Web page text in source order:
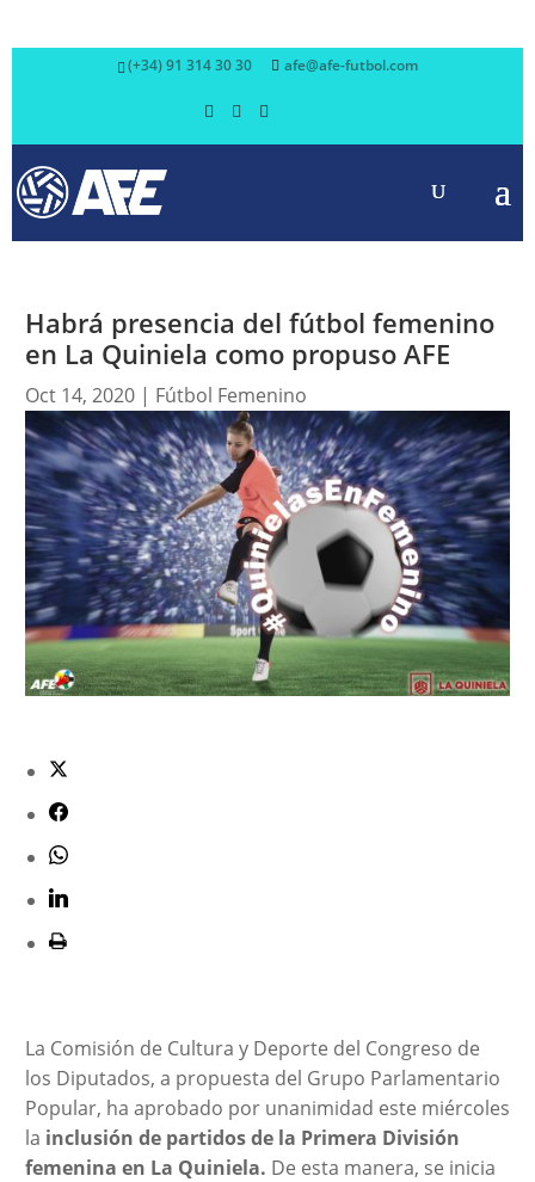
(+34) 91 314 30 30 afe@afe-futbol.com
Habrá presencia del fútbol femenino
en La Quiniela como propuso AFE
Oct 14, 2020| Fútbol Femenino
La Comisión de Cultura y Deporte del Congreso de
los Diputados, a propuesta del Grupo Parlamentario
Popular, ha aprobado por unanimidad este miércoles
la inclusión de partidos de la Primera División
femenina en La Quiniela. De esta manera, se inicia